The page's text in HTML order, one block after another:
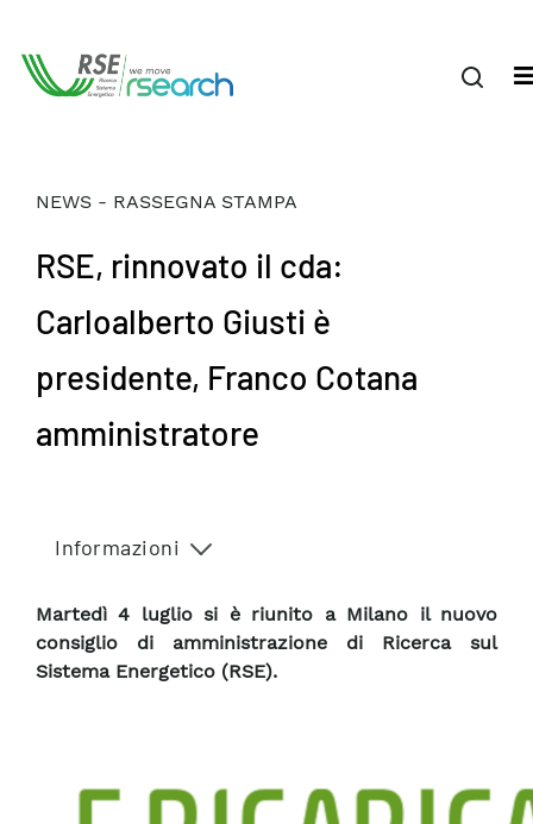
NEWS - RASSEGNA STAMPA
RSE, rinnovato il cda:
Carloalberto Giusti è
presidente, Franco Cotana
amministratore
Informazioni
Martedì 4 luglio si è riunito a Milano il nuovo
consiglio di amministrazione di Ricerca sul
Sistema Energetico (RSE).